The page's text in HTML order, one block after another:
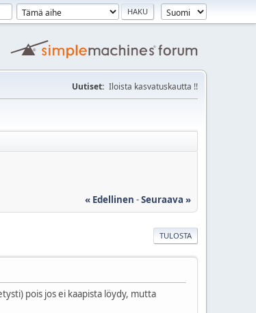
Uutiset: Iloista kasvatuskautta !!
« Edellinen -Seuraava »
TULOSTA
pois jos ei kaapista löydy, mutta